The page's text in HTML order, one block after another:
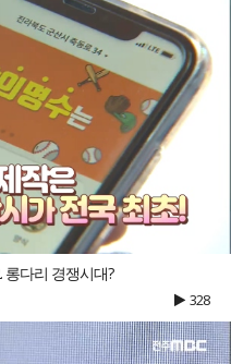
다리 경쟁시대?
328